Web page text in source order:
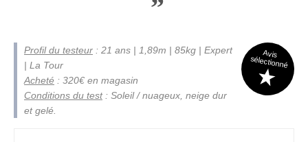
Avis
sélectionné
Profil du testeur : 21 ans | 1,89m | 85kg | Expert
| La Tour
Acheté : 320€ en magasin
Conditions du test: Soleil / nuageux, neige dur
et gelé.